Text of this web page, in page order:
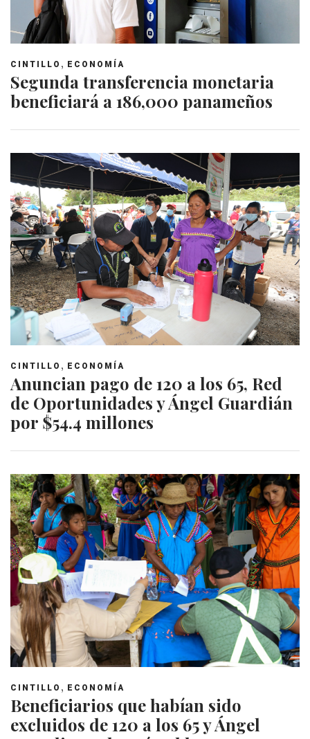
CINTILLO , ECONOMÍA
Segunda transferencia monetaria
beneficiará a 186,000 panameños
CINTILLO , ECONOMÍA
Anuncian pago de 120 a los 65, Red
de Oportunidades y Ángel Guardián
por $54.4 millones
CINTILLO , ECONOMÍA
Beneficiarios que habían sido
excluidos de 120 a los 65 y Ángel